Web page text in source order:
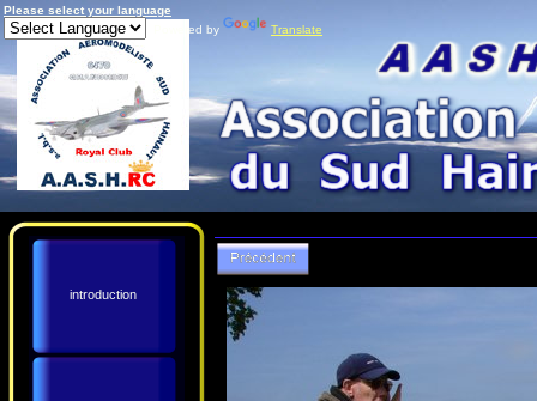
Please select your language
Powered by
Translate
introduction